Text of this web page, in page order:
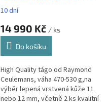
špice
10 dní
14 990 Kč / ks
Do košíku
High Quality tágo od Raymond
Ceulemans, váha 470-530 g,na
výběr lepená vrstvená kůže 11
nebo 12 mm, včetně 2 ks kvalitní